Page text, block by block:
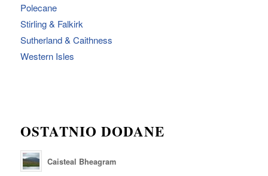
Polecane
Stirling & Falkirk
Sutherland & Caithness
Western Isles
OSTATNIO DODANE
Caisteal Bheagram